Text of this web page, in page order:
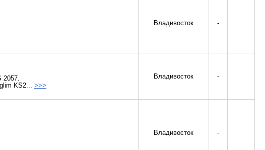
Владивосток -
2057.
KS2... >>>
Владивосток -
Владивосток -